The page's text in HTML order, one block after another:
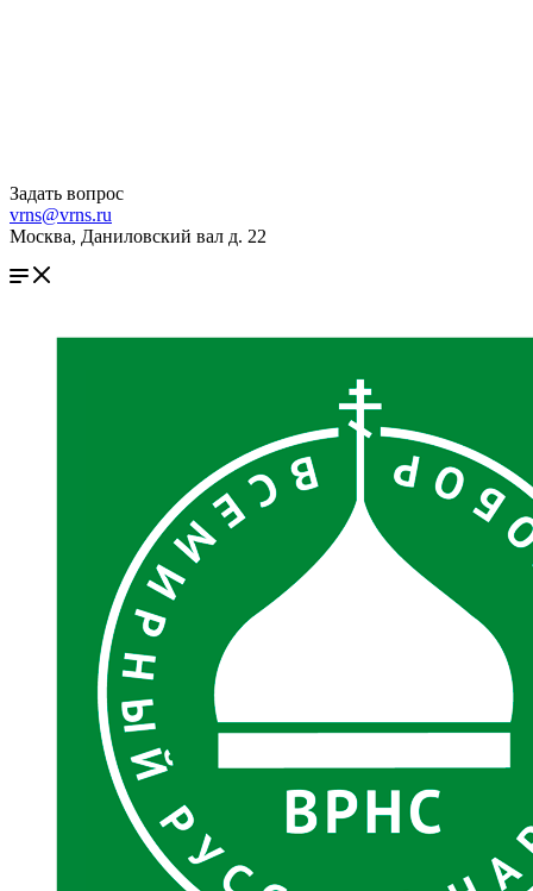
Задать вопрос
vrns@vrns.ru
Москва, Даниловский вал д. 22